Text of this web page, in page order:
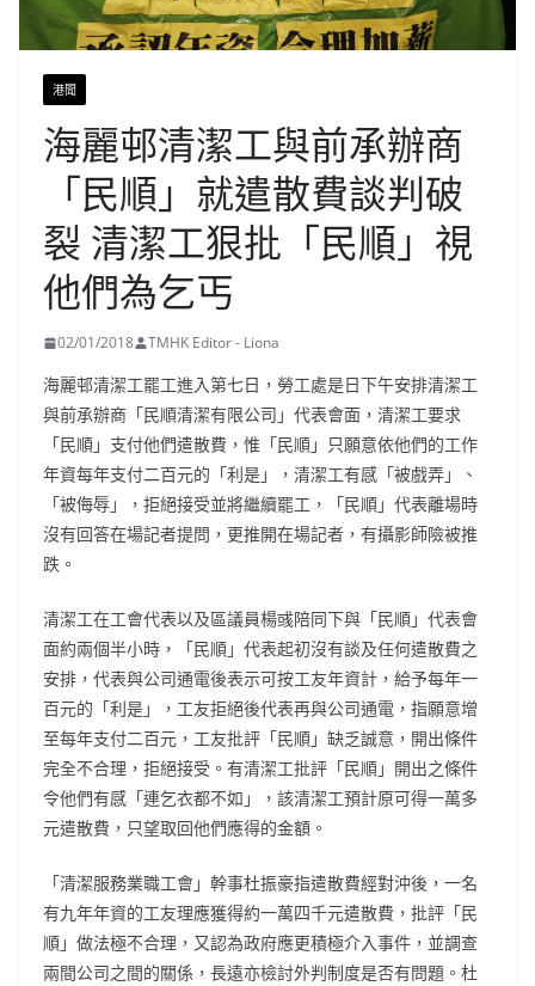
港聞
海麗邨清潔工與前承辦商
「民順」就遣散費談判破
裂 清潔工狠批「民順」視
他們為乞丐
02/01/2018 TMHK Editor - Liona
海麗邨清潔工罷工進入第七日，勞工處是日下午安排清潔工
與前承辦商「民順清潔有限公司」代表會面，清潔工要求
「民順」支付他們遣散費，惟「民順」只願意依他們的工作
年資每年支付二百元的「利是」，清潔工有感「被戲弄」、
「被侮辱」，拒絕接受並將繼續罷工，「民順」代表離場時
沒有回答在場記者提問，更推開在場記者，有攝影師險被推
跌。
清潔工在工會代表以及區議員楊彧陪同下與「民順」代表會
面約兩個半小時，「民順」代表起初沒有談及任何遣散費之
安排，代表與公司通電後表示可按工友年資計，給予每年一
百元的「利是」，工友拒絕後代表再與公司通電，指願意增
至每年支付二百元，工友批評「民順」缺乏誠意，開出條件
完全不合理，拒絕接受。有清潔工批評「民順」開出之條件
令他們有感「連乞衣都不如」，該清潔工預計原可得一萬多
元遣散費，只望取回他們應得的金額。
「清潔服務業職工會」幹事杜振豪指遣散費經對沖後，一名
有九年年資的工友理應獲得約一萬四千元遣散費，批評「民
順」做法極不合理，又認為政府應更積極介入事件，並調查
兩間公司之間的關係，長遠亦檢討外判制度是否有問題。杜